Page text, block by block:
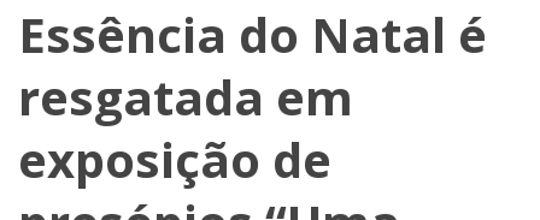
Essência do Natal é
resgatada em
exposição de